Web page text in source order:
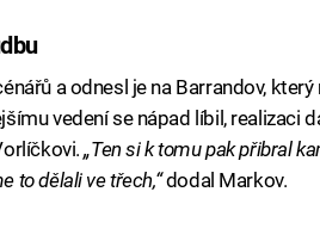
a odnesl je na Barrandov,
vedení se nápad líbil, realizaci
„Ten si k tomu pak přibral
to dělali ve třech,“dodal Markov.